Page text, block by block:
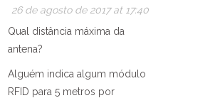
26 de agosto de 2017 at 17:40
Qual distância máxima da
antena?
Alguém indica algum módulo
RFID para 5 metros por